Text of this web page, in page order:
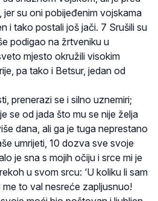
su oni pobijeđenim vojskama
i tako postali još jači. 7 Srušili su
podigao na žrtveniku u
mjesto okružili visokim
pa tako i Betsur, jedan od
prenerazi se i silno uznemiri;
se od jada što mu se nije želja
dana, ali ga je tuga neprestano
umrijeti, 10 dozva sve svoje
je sna s mojih očiju i srce mi je
u svom srcu: ‘U koliku li sam
to val nesreće zapljusnuo!